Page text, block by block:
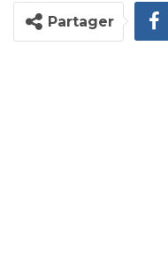
Partager